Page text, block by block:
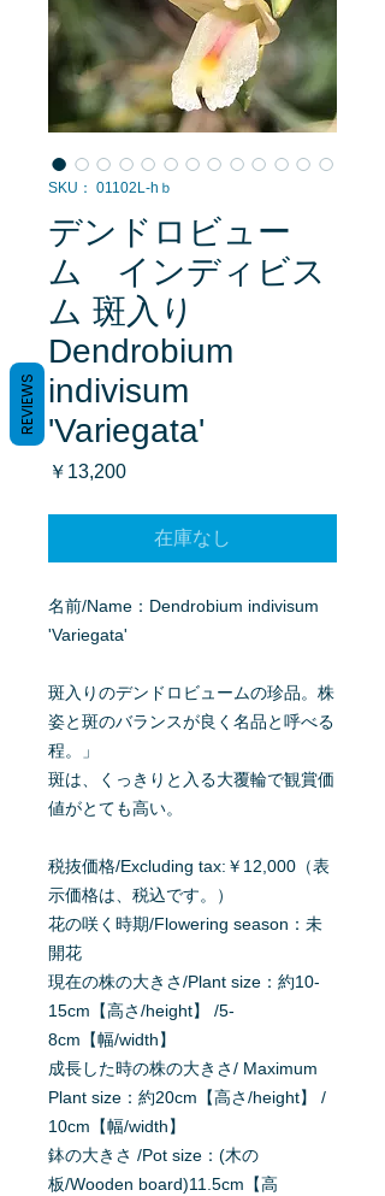
SKU： 01102L-hｂ
デンドロビュー
ム インディビス
ム 斑入り
Dendrobium
indivisum
'Variegata'
￥13,200価
在庫なし
名前/Name：Dendrobium indivisum
'Variegata'
斑入りのデンドロビュームの珍品。株
姿と斑のバランスが良く名品と呼べる
程。」
斑は、くっきりと入る大覆輪で観賞価
値がとても高い。
税抜価格/Excluding tax:￥12,000（表
示価格は、税込です。）
花の咲く時期/Flowering season：未
開花
現在の株の大きさ/Plant size：約10-
15cm【高さ/height】 /5-
8cm【幅/width】
成長した時の株の大きさ/ Maximum
Plant size：約20cm【高さ/height】 /
10cm【幅/width】
鉢の大きさ /Pot size：(木の
板/Wooden board)11.5cm【高
REVIEWS